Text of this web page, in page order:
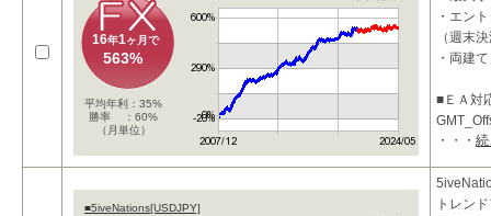
16年1ヶ月で
563%
平均年利：35%
勝率 ：60%
（月単位）
・エン
（週末
・両建
■ＥＡ対
ります。
■投資コ
・・・
■5iveNations[USDJPY]
トレン